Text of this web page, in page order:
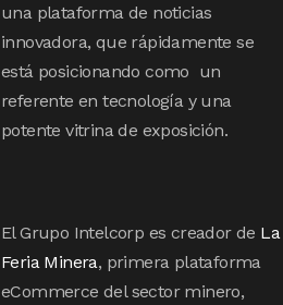
una plataforma de noticias
innovadora, que rápidamente se
está posicionando como un
referente en tecnología y una
potente vitrina de exposición.
El Grupo Intelcorp es creador de La
Feria Minera, primera plataforma
eCommerce del sector minero,